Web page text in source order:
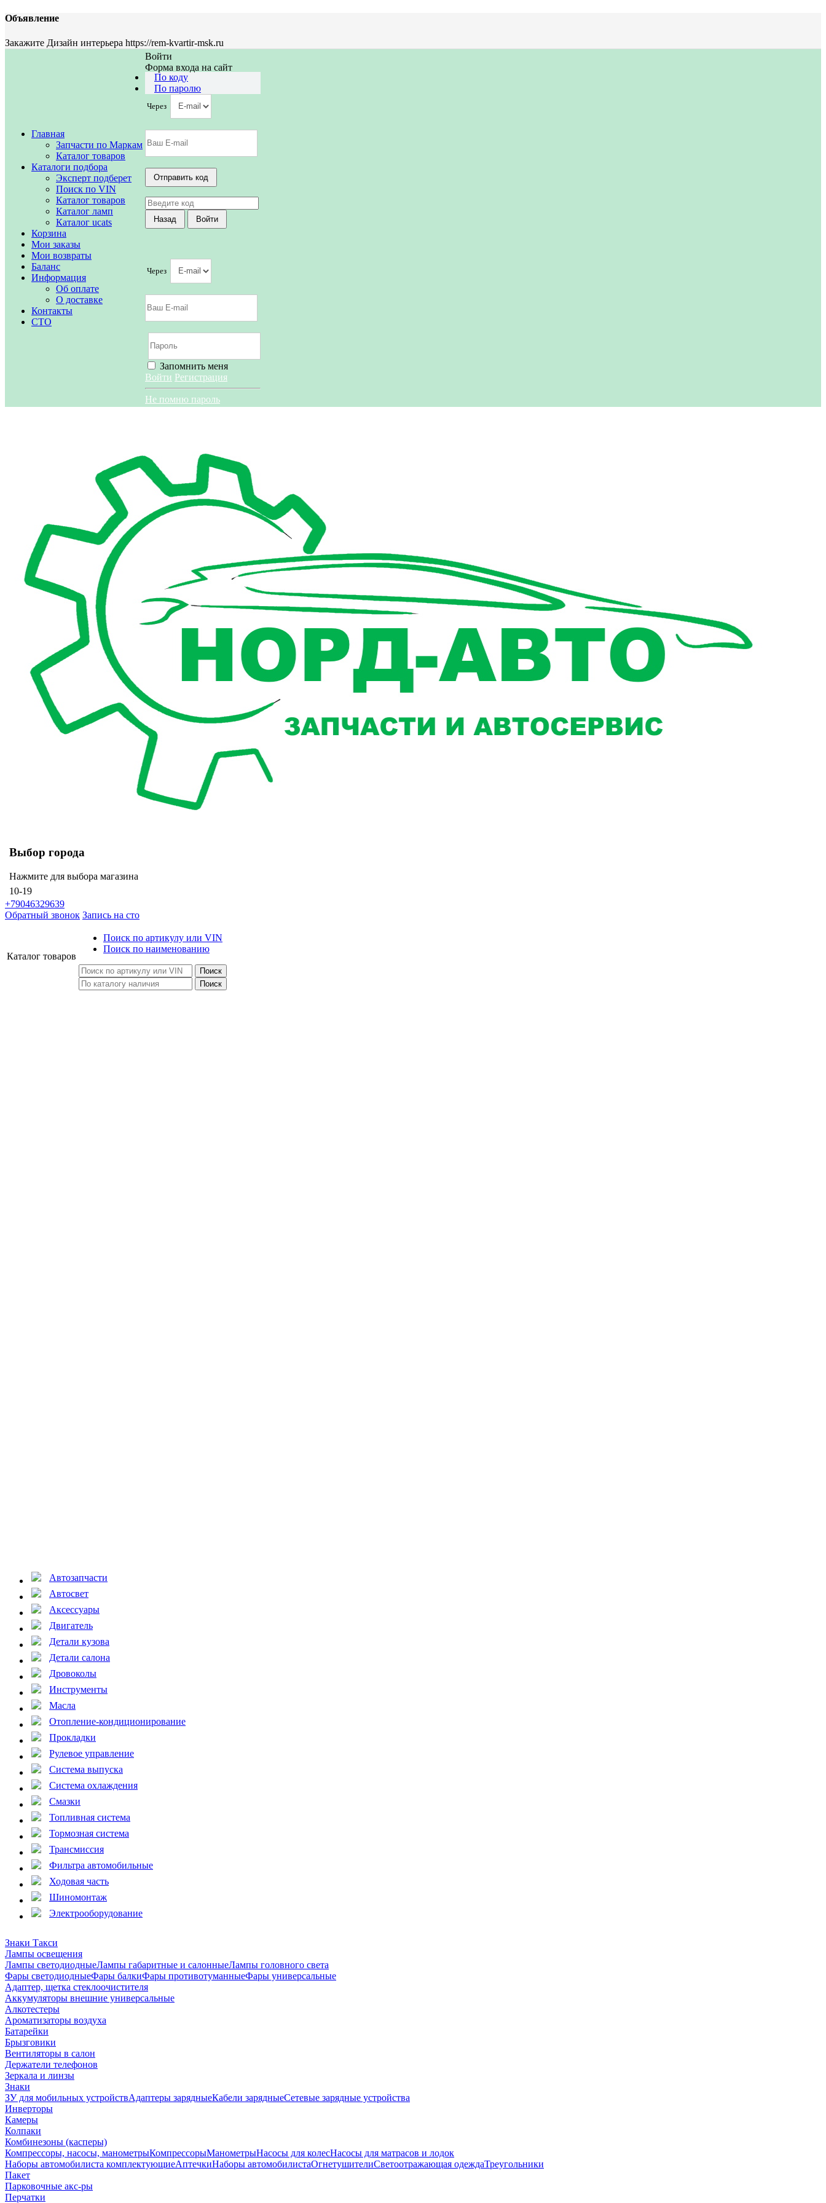
Объявление
Закажите Дизайн интерьера https://rem-kvartir-msk.ru
Главная
Запчасти по Маркам
Каталог товаров
Каталоги подбора
Эксперт подберет
Поиск по VIN
Каталог товаров
Каталог ламп
Каталог ucats
Корзина
Мои заказы
Мои возвраты
Баланс
Информация
Об оплате
О доставке
Контакты
СТО
Войти
Форма входа на сайт
По коду
По паролю
Через
Через
Запомнить меня
Войти Регистрация
Не помню пароль
Выбор города
Нажмите для выбора магазина
10-19
+79046329639
Обратный звонок Запись на сто
Каталог товаров
Поиск по артикулу или VIN
Поиск по наименованию
Поиск
Поиск
Автозапчасти
Автосвет
Аксессуары
Двигатель
Детали кузова
Детали салона
Дровоколы
Инструменты
Масла
Отопление-кондиционирование
Прокладки
Рулевое управление
Система выпуска
Система охлаждения
Смазки
Топливная система
Тормозная система
Трансмиссия
Фильтра автомобильные
Ходовая часть
Шиномонтаж
Электрооборудование
Знаки Такси
Лампы освещения
Лампы светодиодныеЛампы габаритные и салонныеЛампы головного света
Фары светодиодныеФары балкиФары противотуманныеФары универсальные
Адаптер, щетка стеклоочистителя
Аккумуляторы внешние универсальные
Алкотестеры
Ароматизаторы воздуха
Батарейки
Брызговики
Вентиляторы в салон
Держатели телефонов
Зеркала и линзы
Знаки
ЗУ для мобильных устройствАдаптеры зарядныеКабели зарядныеСетевые зарядные устройства
Инверторы
Камеры
Колпаки
Комбинезоны (касперы)
Компрессоры, насосы, манометрыКомпрессорыМанометрыНасосы для колесНасосы для матрасов и лодок
Наборы автомобилиста комплектующиеАптечкиНаборы автомобилистаОгнетушителиСветоотражающая одеждаТреугольники
Пакет
Парковочные акс-ры
Перчатки